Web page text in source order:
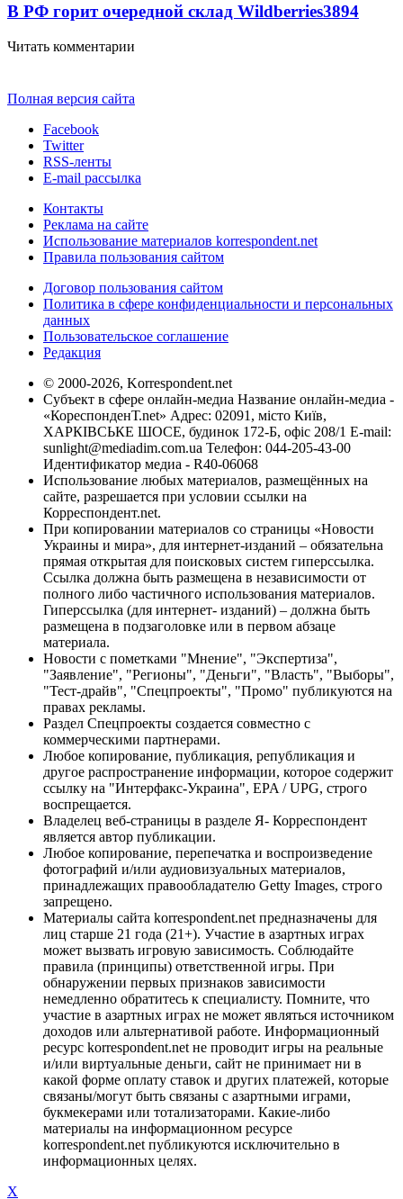
В РФ горит очередной склад Wildberries3894
Читать комментарии
Полная версия сайта
Facebook
Twitter
RSS-ленты
E-mail рассылка
Контакты
Реклама на сайте
Использование материалов korrespondent.net
Правила пользования сайтом
Договор пользования сайтом
Политика в сфере конфиденциальности и персональных
данных
Пользовательское соглашение
Редакция
© 2000-2026, Korrespondent.net
Субъект в сфере онлайн-медиа Название онлайн-медиа -
«КореспонденТ.net» Адрес: 02091, місто Київ,
ХАРКІВСЬКЕ ШОСЕ, будинок 172-Б, офіс 208/1 E-mail:
sunlight@mediadim.com.ua Телефон: 044-205-43-00
Идентификатор медиа - R40-06068
Использование любых материалов, размещённых на
сайте, разрешается при условии ссылки на
Корреспондент.net.
При копировании материалов со страницы «Новости
Украины и мира», для интернет-изданий – обязательна
прямая открытая для поисковых систем гиперссылка.
Ссылка должна быть размещена в независимости от
полного либо частичного использования материалов.
Гиперссылка (для интернет- изданий) – должна быть
размещена в подзаголовке или в первом абзаце
материала.
Новости с пометками "Мнение", "Экспертиза",
"Заявление", "Регионы", "Деньги", "Власть", "Выборы",
"Тест-драйв", "Спецпроекты", "Промо" публикуются на
правах рекламы.
Раздел Спецпроекты создается совместно с
коммерческими партнерами.
Любое копирование, публикация, републикация и
другое распространение информации, которое содержит
ссылку на "Интерфакс-Украина", EPA / UPG, строго
воспрещается.
Владелец веб-страницы в разделе Я- Корреспондент
является автор публикации.
Любое копирование, перепечатка и воспроизведение
фотографий и/или аудиовизуальных материалов,
принадлежащих правообладателю Getty Images, строго
запрещено.
Материалы сайта korrespondent.net предназначены для
лиц старше 21 года (21+). Участие в азартных играх
может вызвать игровую зависимость. Соблюдайте
правила (принципы) ответственной игры. При
обнаружении первых признаков зависимости
немедленно обратитесь к специалисту. Помните, что
участие в азартных играх не может являться источником
доходов или альтернативой работе. Информационный
ресурс korrespondent.net не проводит игры на реальные
и/или виртуальные деньги, сайт не принимает ни в
какой форме оплату ставок и других платежей, которые
связаны/могут быть связаны с азартными играми,
букмекерами или тотализаторами. Какие-либо
материалы на информационном ресурсе
korrespondent.net публикуются исключительно в
информационных целях.
X